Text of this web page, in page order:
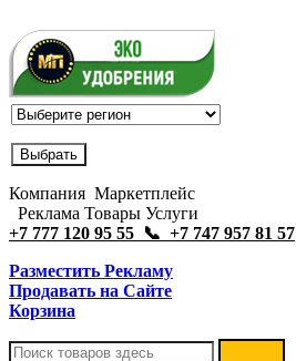
Компания Маркетплейс
Реклама Товары Услуги
+7 777 120 95 55 📞 +7 747 957 81 57
Разместить Рекламу
Продавать на Сайте
Корзина